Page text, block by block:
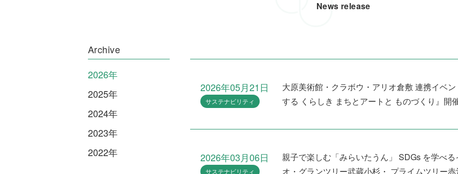
採用について
ナ
News release
Archive
2026年
2025年
2024年
2023年
2022年
2026年05月21日
サステナビリティ
大原美術館・クラボウ・アリオ倉敷 連携イベ
する くらしき まちとアートと ものづくり』開
2026年03月06日
サステナビリティ
親子で楽しむ「みらいたうん」 SDGs を学べ
オ・グランツリー武蔵小杉・ プライムツリー